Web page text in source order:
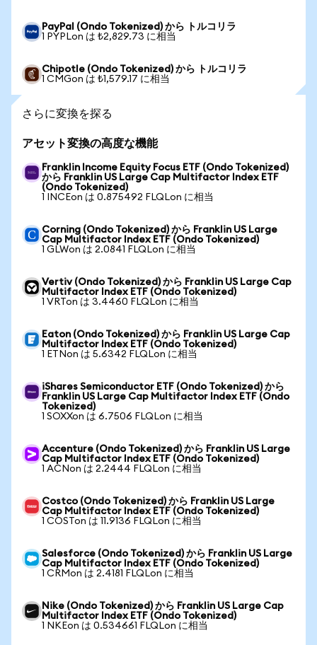
PayPal (Ondo Tokenized) から トルコリラ
1 PYPLon は ₺2,829.73 に相当
Chipotle (Ondo Tokenized) から トルコリラ
1 CMGon は ₺1,579.17 に相当
さらに変換を探る
アセット変換の高度な機能
Franklin Income Equity Focus ETF (Ondo Tokenized)
から Franklin US Large Cap Multifactor Index ETF
(Ondo Tokenized)
1 INCEon は 0.875492 FLQLon に相当
Corning (Ondo Tokenized) から Franklin US Large
Cap Multifactor Index ETF (Ondo Tokenized)
1 GLWon は 2.0841 FLQLon に相当
Vertiv (Ondo Tokenized) から Franklin US Large Cap
Multifactor Index ETF (Ondo Tokenized)
1 VRTon は 3.4460 FLQLon に相当
Eaton (Ondo Tokenized) から Franklin US Large Cap
Multifactor Index ETF (Ondo Tokenized)
1 ETNon は 5.6342 FLQLon に相当
iShares Semiconductor ETF (Ondo Tokenized) から
Franklin US Large Cap Multifactor Index ETF (Ondo
Tokenized)
1 SOXXon は 6.7506 FLQLon に相当
Accenture (Ondo Tokenized) から Franklin US Large
Cap Multifactor Index ETF (Ondo Tokenized)
1 ACNon は 2.2444 FLQLon に相当
Costco (Ondo Tokenized) から Franklin US Large
Cap Multifactor Index ETF (Ondo Tokenized)
1 COSTon は 11.9136 FLQLon に相当
Salesforce (Ondo Tokenized) から Franklin US Large
Cap Multifactor Index ETF (Ondo Tokenized)
1 CRMon は 2.4181 FLQLon に相当
Nike (Ondo Tokenized) から Franklin US Large Cap
Multifactor Index ETF (Ondo Tokenized)
1 NKEon は 0.534661 FLQLon に相当